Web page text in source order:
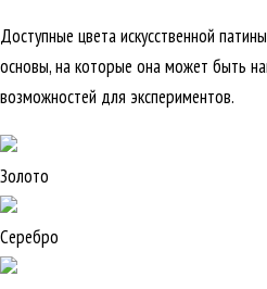
Доступные цвета искусственной
основы, на которые она может быть
возможностей для экспериментов.
Золото
Серебро